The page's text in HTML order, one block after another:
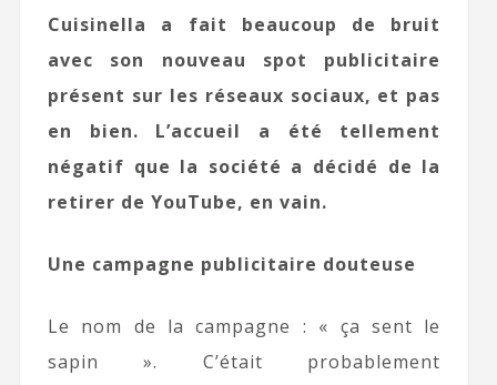
Cuisinella a fait beaucoup de bruit
avec son nouveau spot publicitaire
présent sur les réseaux sociaux, et pas
en bien. L’accueil a été tellement
négatif que la société a décidé de la
retirer de YouTube, en vain.
Une campagne publicitaire douteuse
Le nom de la campagne : « ça sent le
sapin ». C’était probablement